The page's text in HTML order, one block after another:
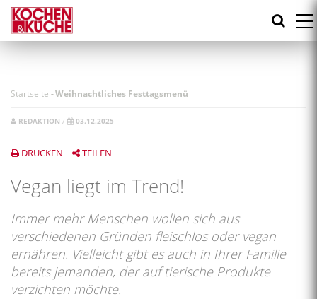
Direkt
zum
Inhalt
Startseite -Weihnachtliches Festtagsmenü
REDAKTION / 03.12.2025
DRUCKEN TEILEN
Vegan liegt im Trend!
Immer mehr Menschen wollen sich aus
verschiedenen Gründen fleischlos oder vegan
ernähren. Vielleicht gibt es auch in Ihrer Familie
bereits jemanden, der auf tierische Produkte
verzichten möchte.